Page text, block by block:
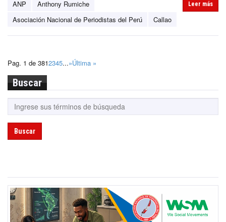
ANP
Anthony Rumiche
Asociación Nacional de Periodistas del Perú
Callao
Leer más
Pag. 1 de 3812345...»Última »
Buscar
Buscar